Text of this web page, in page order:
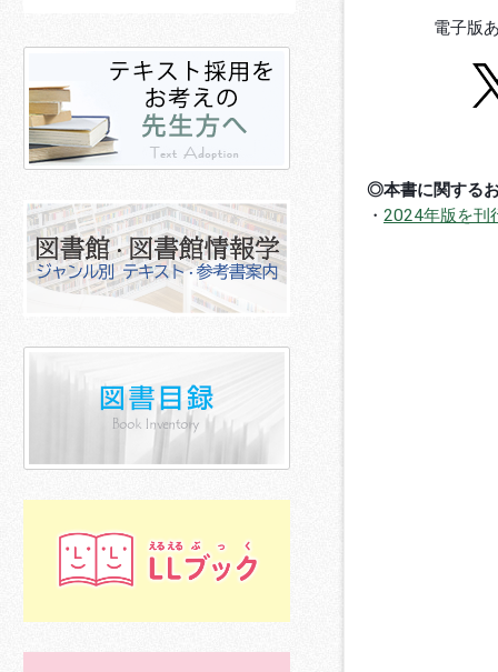
電子版
◎本書に関する
・ 2024年版を刊